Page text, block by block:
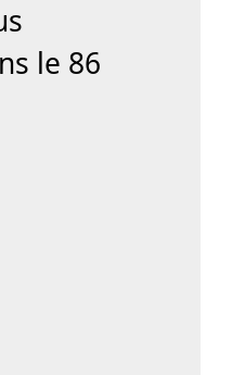
le 86